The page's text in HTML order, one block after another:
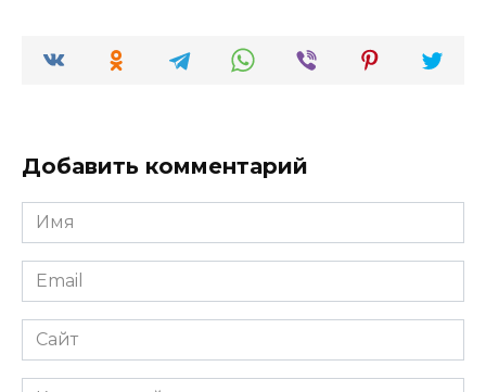
Добавить комментарий
Имя
*
Email
*
Сайт